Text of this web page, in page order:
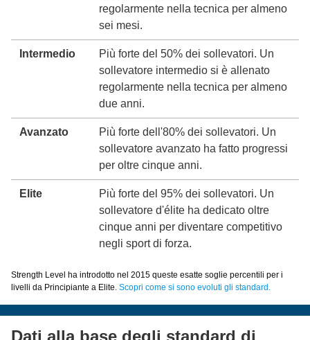
regolarmente nella tecnica per almeno
sei mesi.
Intermedio
Più forte del 50% dei sollevatori. Un
sollevatore intermedio si è allenato
regolarmente nella tecnica per almeno
due anni.
Avanzato
Più forte dell'80% dei sollevatori. Un
sollevatore avanzato ha fatto progressi
per oltre cinque anni.
Elite
Più forte del 95% dei sollevatori. Un
sollevatore d'élite ha dedicato oltre
cinque anni per diventare competitivo
negli sport di forza.
Strength Level ha introdotto nel 2015 queste esatte soglie percentili per i
livelli da Principiante a Elite. Scopri come si sono evoluti gli standard.
Dati alla base degli standard di